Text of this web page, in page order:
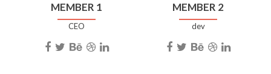
MEMBER 1
CEO
MEMBER 2
dev